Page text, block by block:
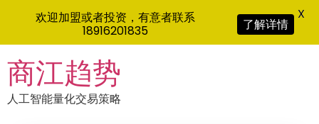
to
content
商江趋势
人工智能量化交易策略
欢迎加盟或者投资，有意者联系
18916201835
了解详情
X